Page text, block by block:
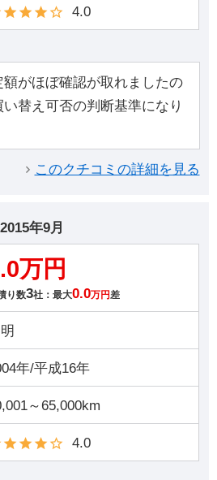
4.0
がほぼ確認が取れましたの
替え可否の判断基準になり
このクチコミの詳細を見る
2015年9月
万円
り数3社：最大0.0万円差
年/平成16年
～65,000km
4.0